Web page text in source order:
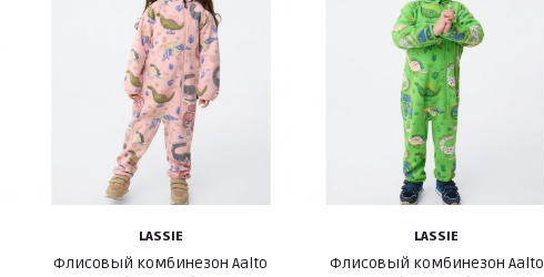
LASSIE
Флисовый комбинезон Aalto
LASSIE
Флисовый комбинезон Aalto